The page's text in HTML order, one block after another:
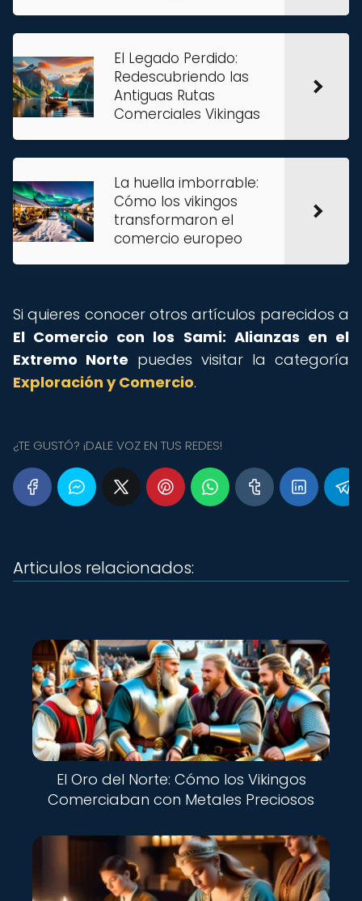
El Legado Perdido:
Redescubriendo las
Antiguas Rutas
Comerciales Vikingas
La huella imborrable:
Cómo los vikingos
transformaron el
comercio europeo
Si quieres conocer otros artículos parecidos a
El Comercio con los Sami: Alianzas en el
Extremo Norte puedes visitar la categoría
Exploración y Comercio.
¿TE GUSTÓ? ¡DALE VOZ EN TUS REDES!
Articulos relacionados:
El Oro del Norte: Cómo los Vikingos
Comerciaban con Metales Preciosos